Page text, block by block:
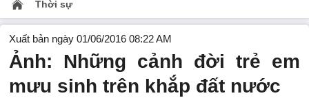
Thời sự
Xuất bản ngày 01/06/2016 08:22 AM
Ảnh: Những cảnh đời trẻ em
mưu sinh trên khắp đất nước